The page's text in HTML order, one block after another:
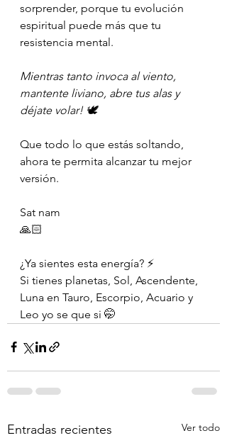
sorprender, porque tu evolución
espiritual puede más que tu
resistencia mental.
Mientras tanto invoca al viento,
mantente liviano, abre tus alas y
déjate volar! 🕊
Que todo lo que estás soltando,
ahora te permita alcanzar tu mejor
versión.
Sat nam
🙏🏻
¿Ya sientes esta energía? ⚡️
Si tienes planetas, Sol, Ascendente,
Luna en Tauro, Escorpio, Acuario y
Leo yo se que si 🤭
Entradas recientes Ver todo